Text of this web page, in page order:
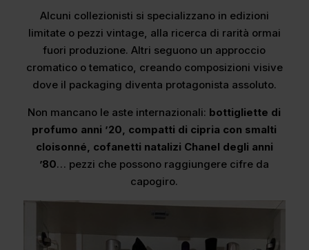
Alcuni collezionisti si specializzano in edizioni
limitate o pezzi vintage, alla ricerca di rarità ormai
fuori produzione. Altri seguono un approccio
cromatico o tematico, creando composizioni visive
dove il packaging diventa protagonista assoluto.
Non mancano le aste internazionali: bottigliette di
profumo anni ’20, compatti di cipria con smalti
cloisonné, cofanetti natalizi Chanel degli anni
’80… pezzi che possono raggiungere cifre da
capogiro.